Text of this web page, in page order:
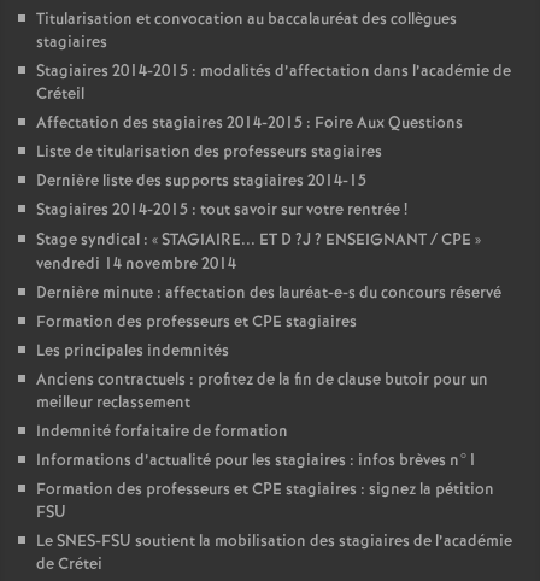
Titularisation et convocation au baccalauréat des collègues
stagiaires
Stagiaires 2014-2015 : modalités d’affectation dans l’académie de
Créteil
Affectation des stagiaires 2014-2015 : Foire Aux Questions
Liste de titularisation des professeurs stagiaires
Dernière liste des supports stagiaires 2014-15
Stagiaires 2014-2015 : tout savoir sur votre rentrée!
Stage syndical : «STAGIAIRE... ET D ?J ? ENSEIGNANT/CPE »
vendredi 14 novembre 2014
Dernière minute : affectation des lauréat-e-s du concours réservé
Formation des professeurs etCPE stagiaires
Les principales indemnités
Anciens contractuels : profitez de la fin de clause butoir pour un
meilleur reclassement
Indemnité forfaitaire de formation
Informations d’actualité pour les stagiaires : infos brèves n°1
Formation des professeurs etCPE stagiaires : signez la pétition
FSU
LeSNES-FSU soutient la mobilisation des stagiaires de l’académie
de Crétei